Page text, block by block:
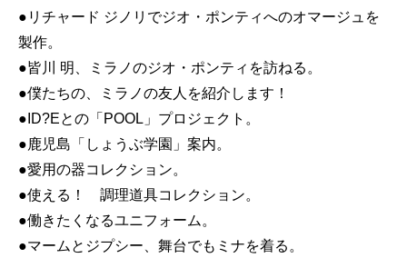
●リチャード ジノリでジオ・ポンティへのオマージュを
製作。
●皆川 明、ミラノのジオ・ポンティを訪ねる。
●僕たちの、ミラノの友人を紹介します！
●ID?Eとの「POOL」プロジェクト。
●鹿児島「しょうぶ学園」案内。
●愛用の器コレクション。
●使える！ 調理道具コレクション。
●働きたくなるユニフォーム。
●マームとジプシー、舞台でもミナを着る。